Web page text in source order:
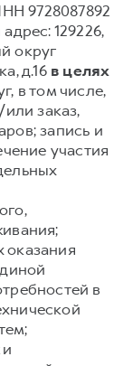
9728087892
129226,
округ
д.16 в целях
в том числе,
заказ,
запись и
участия
в